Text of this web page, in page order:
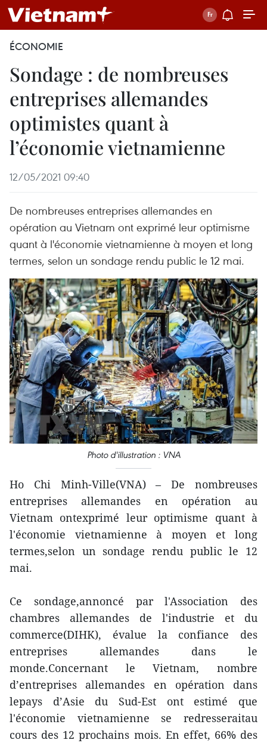
ÉCONOMIE
Sondage : de nombreuses
entreprises allemandes
optimistes quant à
l’économie vietnamienne
12/05/2021 09:40
De nombreuses entreprises allemandes en
opération au Vietnam ont exprimé leur optimisme
quant à l'économie vietnamienne à moyen et long
termes, selon un sondage rendu public le 12 mai.
Photo d'illustration : VNA
Ho Chi Minh-Ville(VNA) – De nombreuses
entreprises allemandes en opération au
Vietnam ontexprimé leur optimisme quant à
l'économie vietnamienne à moyen et long
termes,selon un sondage rendu public le 12
mai.
Ce sondage,annoncé par l'Association des
chambres allemandes de l'industrie et du
commerce(DIHK), évalue la confiance des
entreprises allemandes dans le
monde.Concernant le Vietnam, nombre
d’entreprises allemandes en opération dans
lepays d’Asie du Sud-Est ont estimé que
l'économie vietnamienne se redresseraitau
cours des 12 prochains mois. En effet, 66% des